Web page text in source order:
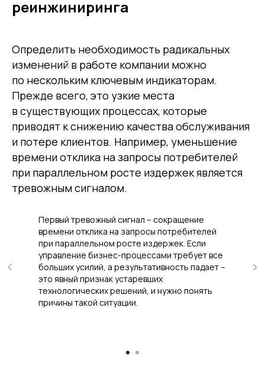
реинжиниринга
Определить необходимость радикальных
изменений в работе компании можно
по нескольким ключевым индикаторам.
Прежде всего, это узкие места
в существующих процессах, которые
приводят к снижению качества обслуживания
и потере клиентов. Например, уменьшение
времени отклика на запросы потребителей
при параллельном росте издержек является
тревожным сигналом.
Первый тревожный сигнал – сокращение
времени отклика на запросы потребителей
при параллельном росте издержек. Если
управление бизнес-процессами требует все
больших усилий, а результативность падает –
это явный признак устаревших
технологических решений, и нужно понять
причины такой ситуации.